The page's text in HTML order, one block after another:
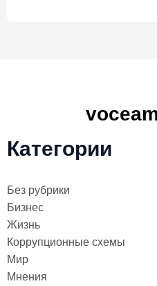
Категории
Без рубрики
Бизнес
Жизнь
Коррупционные схемы
Мир
Мнения